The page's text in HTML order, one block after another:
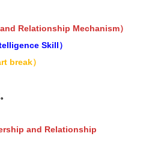
Relationship Mechanism）
Skill）
break）
and Relationship